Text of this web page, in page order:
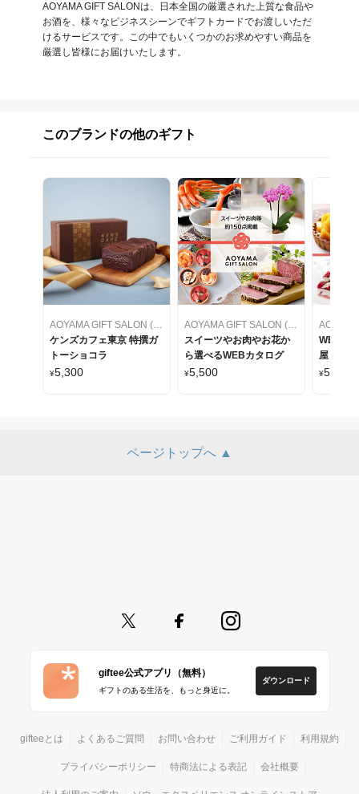
AOYAMA GIFT SALONは、日本全国の厳選された上質な食品や
お酒を、様々なビジネスシーンでギフトカードでお渡しいただ
けるサービスです。この中でもいくつかのお求めやすい商品を
厳選し皆様にお届けいたします。
このブランドの他のギフト
AOYAMA GIFT SALON (アオヤマギフトサロン)
ケンズカフェ東京 特撰ガ
トーショコラ
¥5,300
AOYAMA GIFT SALON (アオヤマギフトサロン)
スイーツやお肉やお花か
ら選べるWEBカタログ
¥5,500
WEBカ
屋 ケー
をセレク
¥5,500
ページトップへ ▲
giftee公式アプリ（無料）
ギフトのある生活を、もっと身近に。
ダウンロード
gifteeとは よくあるご質問 お問い合わせ ご利用ガイド 利用規約
プライバシーポリシー 特商法による表記 会社概要